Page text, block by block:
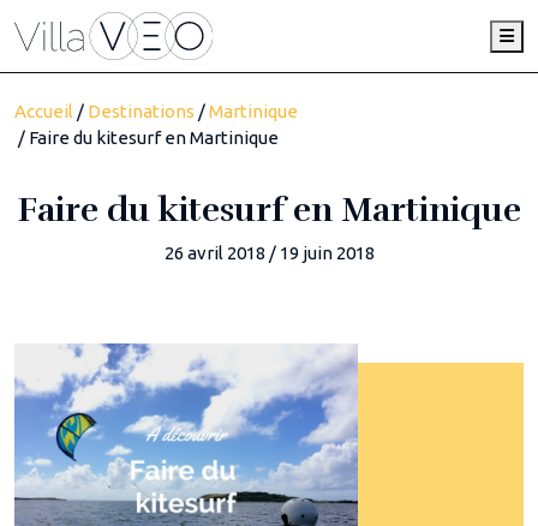
Accueil / Destinations /Martinique
/ Faire du kitesurf en Martinique
Faire du kitesurf en Martinique
26 avril 2018 / 19 juin 2018